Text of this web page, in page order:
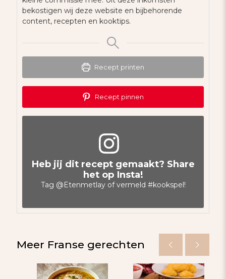
bekostigen wij deze website en bijbehorende
content, recepten en kooktips.
Recept printen
Recept pinnen
Heb jij dit recept gemaakt? Share
het op Insta!
Tag @Etenmetlayof vermeld #kookspel!
Meer Franse gerechten